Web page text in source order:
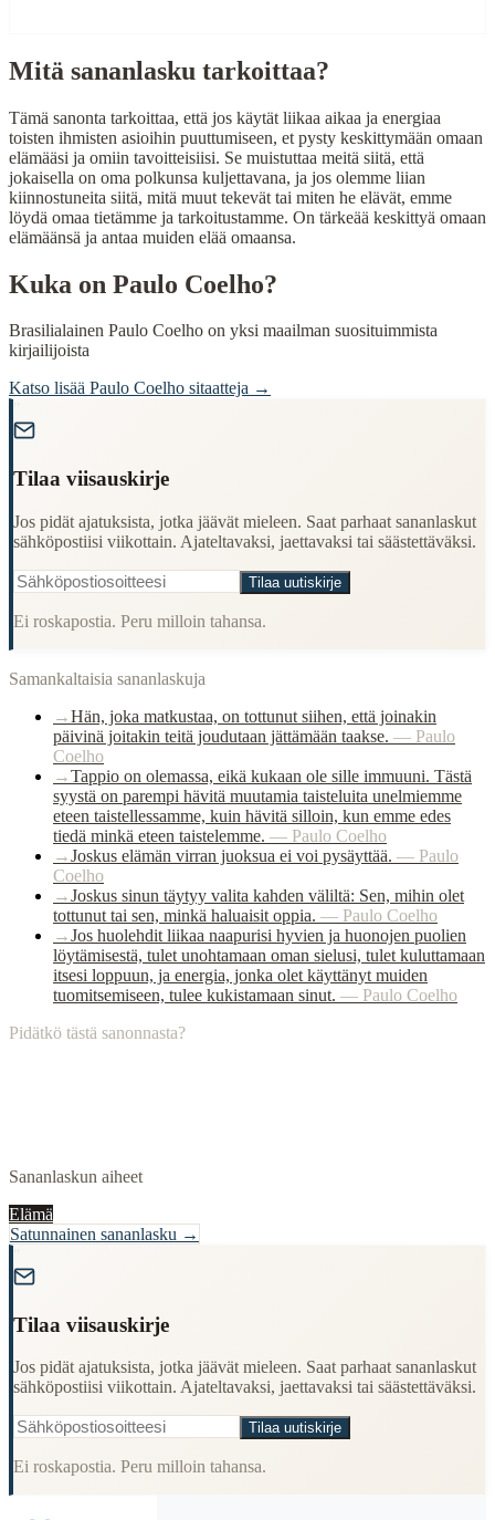
Mitä sananlasku tarkoittaa?
Tämä sanonta tarkoittaa, että jos käytät liikaa aikaa ja energiaa
toisten ihmisten asioihin puuttumiseen, et pysty keskittymään omaan
elämääsi ja omiin tavoitteisiisi. Se muistuttaa meitä siitä, että
jokaisella on oma polkunsa kuljettavana, ja jos olemme liian
kiinnostuneita siitä, mitä muut tekevät tai miten he elävät, emme
löydä omaa tietämme ja tarkoitustamme. On tärkeää keskittyä omaan
elämäänsä ja antaa muiden elää omaansa.
Kuka on Paulo Coelho?
Brasilialainen Paulo Coelho on yksi maailman suosituimmista
kirjailijoista
Katso lisää Paulo Coelho sitaatteja →
Tilaa viisauskirje
Jos pidät ajatuksista, jotka jäävät mieleen. Saat parhaat sananlaskut
sähköpostiisi viikottain. Ajateltavaksi, jaettavaksi tai säästettäväksi.
Tilaa uutiskirje
Ei roskapostia. Peru milloin tahansa.
Samankaltaisia sananlaskuja
→Hän, joka matkustaa, on tottunut siihen, että joinakin
päivinä joitakin teitä joudutaan jättämään taakse. — Paulo
Coelho
→Tappio on olemassa, eikä kukaan ole sille immuuni. Tästä
syystä on parempi hävitä muutamia taisteluita unelmiemme
eteen taistellessamme, kuin hävitä silloin, kun emme edes
tiedä minkä eteen taistelemme. — Paulo Coelho
→Joskus elämän virran juoksua ei voi pysäyttää. — Paulo
Coelho
→Joskus sinun täytyy valita kahden väliltä: Sen, mihin olet
tottunut tai sen, minkä haluaisit oppia. — Paulo Coelho
→Jos huolehdit liikaa naapurisi hyvien ja huonojen puolien
löytämisestä, tulet unohtamaan oman sielusi, tulet kuluttamaan
itsesi loppuun, ja energia, jonka olet käyttänyt muiden
tuomitsemiseen, tulee kukistamaan sinut. — Paulo Coelho
Pidätkö tästä sanonnasta?
Sananlaskun aiheet
Elämä
Satunnainen sananlasku →
Tilaa viisauskirje
Jos pidät ajatuksista, jotka jäävät mieleen. Saat parhaat sananlaskut
sähköpostiisi viikottain. Ajateltavaksi, jaettavaksi tai säästettäväksi.
Tilaa uutiskirje
Ei roskapostia. Peru milloin tahansa.